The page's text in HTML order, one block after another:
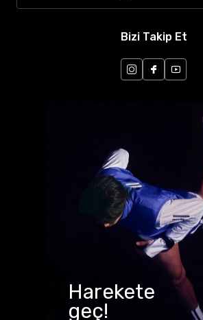
Bizi Takip Et
Harekete
geç!